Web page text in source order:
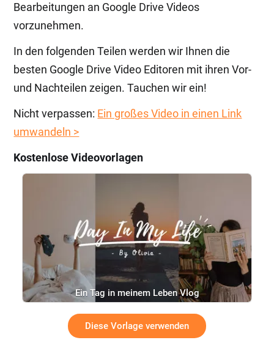
Bearbeitungen an Google Drive Videos
vorzunehmen.
In den folgenden Teilen werden wir Ihnen die
besten Google Drive Video Editoren mit ihren Vor-
und Nachteilen zeigen. Tauchen wir ein!
Nicht verpassen: Ein großes Video in einen Link
umwandeln >
Kostenlose Videovorlagen
Ein Tag in meinem Leben Vlog
Diese Vorlage verwenden